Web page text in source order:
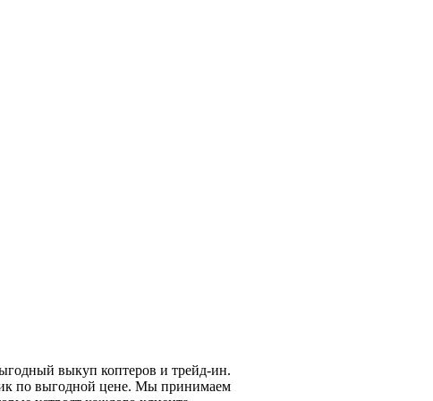
выкуп коптеров и трейд-ин.
по выгодной цене. Мы принимаем